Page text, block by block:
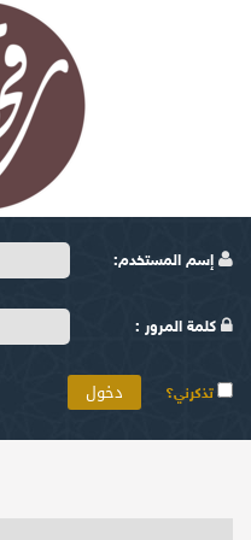
إسم المستخدم:
كلمة المرور :
تذكرني؟